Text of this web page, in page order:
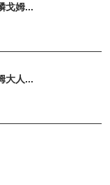
戈姆...
大人...